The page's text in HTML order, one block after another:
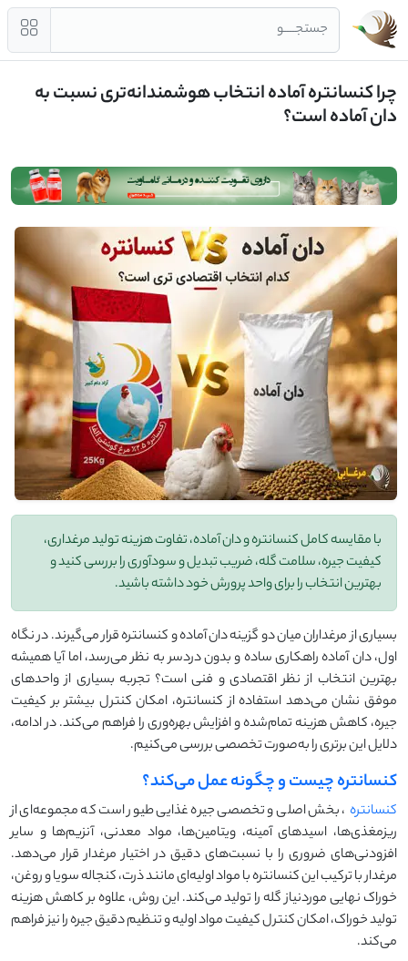
جستجــــو
چرا کنسانتره آماده انتخاب هوشمندانه‌تری نسبت به
دان آماده است؟
با مقایسه کامل کنسانتره و دان آماده، تفاوت هزینه تولید مرغداری،
کیفیت جیره، سلامت گله، ضریب تبدیل و سودآوری را بررسی کنید و
بهترین انتخاب را برای واحد پرورش خود داشته باشید.
بسیاری از مرغداران میان دو گزینه دان آماده و کنسانتره قرار می‌گیرند. در نگاه
اول، دان آماده راهکاری ساده و بدون دردسر به نظر می‌رسد، اما آیا همیشه
بهترین انتخاب از نظر اقتصادی و فنی است؟ تجربه بسیاری از واحدهای
موفق نشان می‌دهد استفاده از کنسانتره، امکان کنترل بیشتر بر کیفیت
جیره، کاهش هزینه تمام‌شده و افزایش بهره‌وری را فراهم می‌کند. در ادامه،
دلایل این برتری را به‌صورت تخصصی بررسی می‌کنیم.
کنسانتره چیست و چگونه عمل می‌کند؟
کنسانتره ، بخش اصلی و تخصصی جیره غذایی طیور است که مجموعه‌ای از
ریزمغذی‌ها، اسیدهای آمینه، ویتامین‌ها، مواد معدنی، آنزیم‌ها و سایر
افزودنی‌های ضروری را با نسبت‌های دقیق در اختیار مرغدار قرار می‌دهد.
مرغدار با ترکیب این کنسانتره با مواد اولیه‌ای مانند ذرت، کنجاله سویا و روغن،
خوراک نهایی موردنیاز گله را تولید می‌کند. این روش، علاوه بر کاهش هزینه
تولید خوراک، امکان کنترل کیفیت مواد اولیه و تنظیم دقیق جیره را نیز فراهم
می‌کند.